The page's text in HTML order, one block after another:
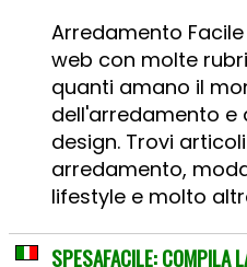
Arredamento
web con molte
quanti amano il
dell'arredamento e
design. Trovi
arredamento,
lifestyle e molto
SPESAFACILE: COMPILA